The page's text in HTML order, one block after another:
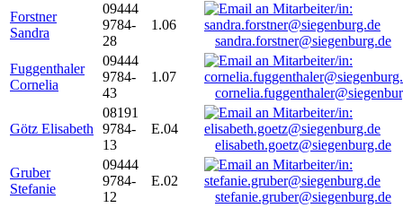
Forstner
Sandra
09444
9784-
28
1.06
sandra.forstner@siegenburg.de
Fuggenthaler
Cornelia
09444
9784-
43
1.07
Götz Elisabeth
08191
9784-
13
E.04
elisabeth.goetz@siegenburg.de
Gruber
Stefanie
09444
9784-
12
E.02
stefanie.gruber@siegenburg.de